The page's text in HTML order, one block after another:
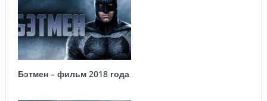
Бэтмен – фильм 2018 года